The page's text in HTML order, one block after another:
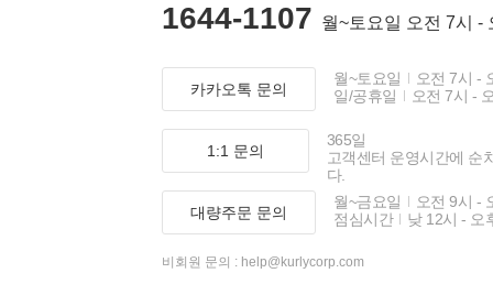
1644-1107 월~토요일 오전 7시 -
카카오톡 문의
월~토요일
오전 7시 -
일/공휴일
오전 7시 -
1:1 문의
365일
고객센터 운영시간에 순
다.
대량주문 문의
월~금요일
오전 9시 -
점심시간
낮 12시 - 오
비회원 문의 : help@kurlycorp.com